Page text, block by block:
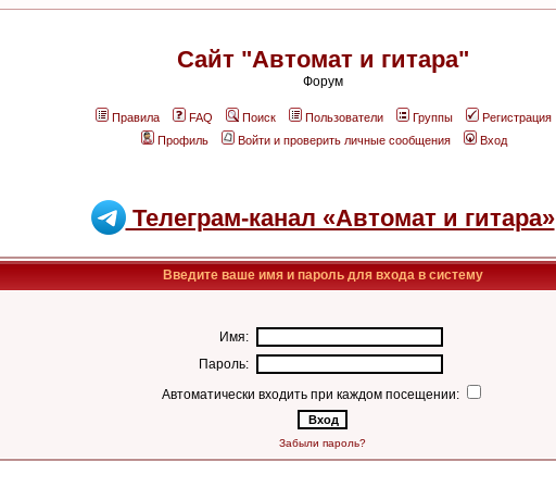
Сайт "Автомат и гитара"
Форум
Правила FAQ Поиск Пользователи Группы
Регистрация
Профиль
Войти и проверить личные сообщения Вход
Телеграм-канал «Автомат и гитара»
Введите ваше имя и пароль для входа в систему
Имя:
Пароль:
Автоматически входить при каждом посещении:
Забыли пароль?